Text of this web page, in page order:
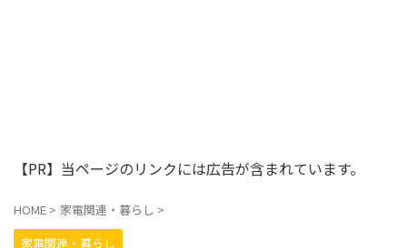
【PR】当ページのリンクには広告が含まれています。
HOME > 家電関連・暮らし >
家電関連・暮らし